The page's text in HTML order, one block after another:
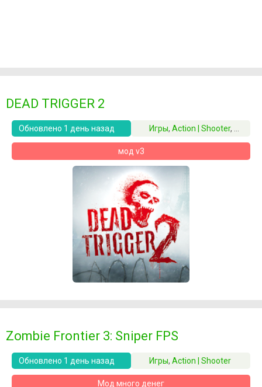
DEAD TRIGGER 2
Обновлено 1 день назад Игры, Action | Shooter,
мод v3
Zombie Frontier 3: Sniper FPS
Обновлено 1 день назад Игры, Action | Shooter
Мод много денег